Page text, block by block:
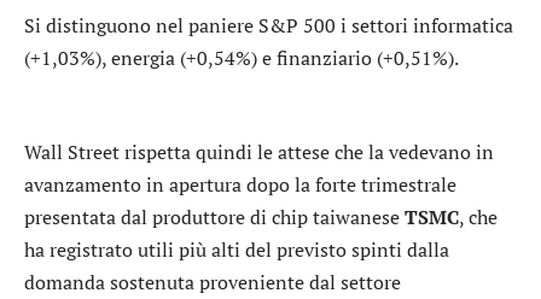
Si distinguono nel paniere S&P 500 i settori informatica
(+1,03%),energia (+0,54%) efinanziario (+0,51%).
Wall Street rispetta quindi le attese che la vedevano in
avanzamento in apertura dopo la forte trimestrale
presentata dal produttore di chip taiwaneseTSMC, che
ha registrato utili più alti del previsto spinti dalla
domanda sostenuta proveniente dal settore